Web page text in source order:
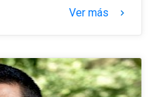
Ver más
keyboard_arrow_right